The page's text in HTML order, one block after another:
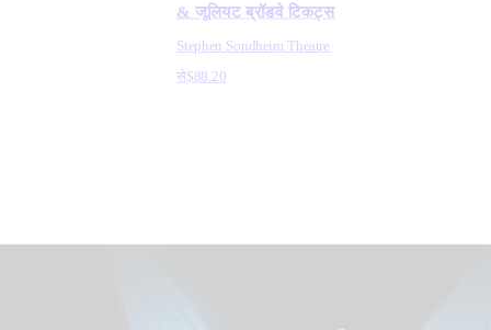
& जूलियट ब्रॉडवे टिकट्स
Stephen Sondheim Theatre
से$88.20